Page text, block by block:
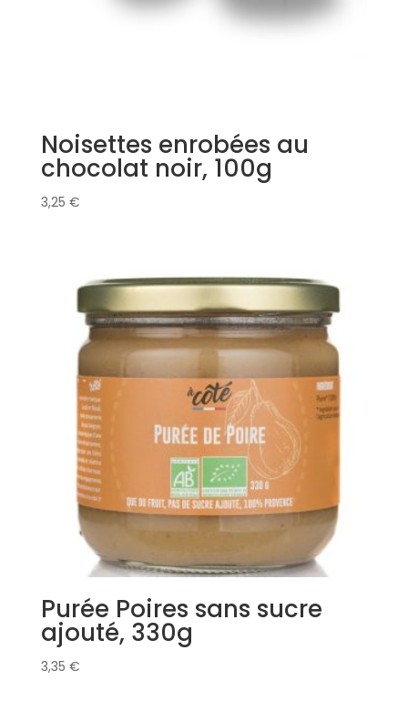
Noisettes enrobées au
chocolat noir, 100g
3,25 €
Purée Poires sans sucre
ajouté, 330g
3,35 €